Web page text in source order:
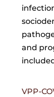
and
VPP-